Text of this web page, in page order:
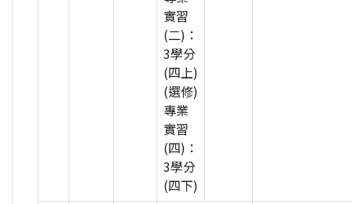
實習
(二)：
3學分
(四上)
(選修)
專業
實習
(四)：
3學分
(四下)